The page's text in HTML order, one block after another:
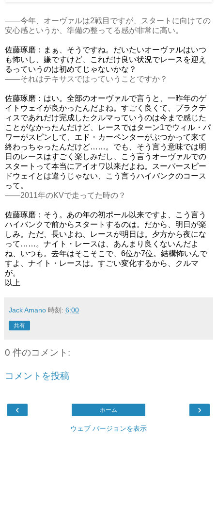
――今年、オーヴァルは2戦目ですが、スタートに向けての
安心感というか、準備の整ってる感が非常に高い。
佐藤琢磨：まぁ、そうですね。だいたいオーヴァルはいつ
も怖いし、嫌ですけど、これだけ良い状況でレースを迎え
るっていうのは初めてじゃないかな？
――それはテキサスではっていうことですか？
佐藤琢磨：はい。全部のオーヴァルで言うと、一昨年のゲ
イトウェイが良かったんだよね。すごく良くて、プラクテ
ィスであれだけ完成したクルマっていうのは今まで感じた
ことがなかったんだけど、レースではターン1でウィル・パ
ワーがスピンして、エド・カーペンターがぶつかって来て
終わっちゃったんだけど……。でも、そう言う意味では明
日のレースはすごく楽しみだし、こう言うオーヴァルでの
スタートって本当にアイオワ以来だよね。スーパースピー
ドウェイとは違うじゃない、こう言うハイバンクのコース
って。
――2011年のKVで走ってた時の？
佐藤琢磨：そう。あの年の初ポール以来ですよ、こう言う
ハイバンクで前からスタートするのは。だから、明日が楽
しみ。ただ、長いよね、レースが明日は。夕方から夜にな
って……。ナイト・レースは、あんまり良くないんだよ
ね、いつも。去年はそこそこで、6位か7位。結構怖いんで
すよ、ナイト・レースは。すごい変化するから、クルマ
が。
以上
Jack Amano 時刻: 6:00
共有
0 件のコメント:
コメントを投稿
‹ ›
ホーム
ウェブ バージョンを表示